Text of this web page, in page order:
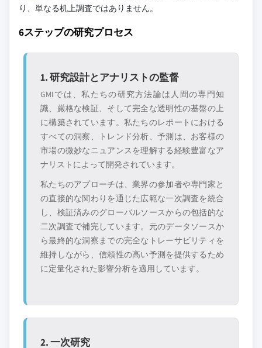
当社の市場収益計算は、個別にプロファイル
されていないメーカー、販売業者、専門業者
を含む全地域の全プレイヤーを考慮したボト
ムアップ手法を採用しています。プロファイ
焦点を当てており、市場規模の範囲を定義す
るものではありません。
競合環境には以下も含まれる可能性があります
グローバルトップ
層に属さない地
域・国内限定のリ
ーダー企業
市場アクセスを支
配する販売代理店
やチャネルパート
ナー
新興の破壊的企
業、スタートアッ
プ、または隣接業
界からの参入者
特定の用途やエン
ドユースに特化し
たニッチプレイヤ
ー
無料カスタマイズ - レポート価値の最大
ズをリクエストして、正確な要件に合わ
せた洞察を入手してください。
カスタマイズを依頼する →
り、単なる机上調査ではありません。
6ステップの研究プロセス
1. 研究設計とアナリストの監督
GMIでは、私たちの研究方法論は人間の専門知
識、厳格な検証、そして完全な透明性の基盤の上
に構築されています。私たちのレポートにおける
すべての洞察、トレンド分析、予測は、お客様の
市場の微妙なニュアンスを理解する経験豊富なア
ナリストによって開発されています。
私たちのアプローチは、業界の参加者や専門家と
の直接的な関わりを通じた広範な一次調査を統合
し、検証済みのグローバルソースからの包括的な
二次調査で補完しています。元のデータソースか
ら最終的な洞察までの完全なトレーサビリティを
維持しながら、信頼性の高い予測を提供するため
に定量化された影響分析を適用しています。
2. 一次研究